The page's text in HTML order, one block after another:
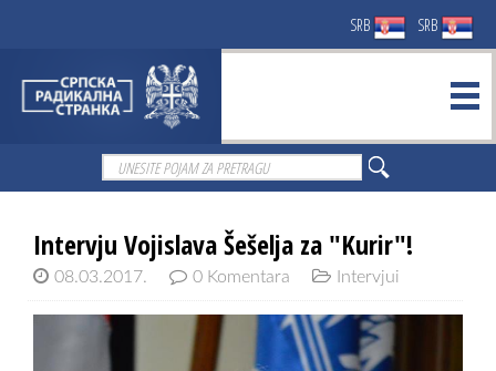
SRB SRB
Intervju Vojislava Šešelja za "Kurir"!
08.03.2017. 0 Komentara Intervjui